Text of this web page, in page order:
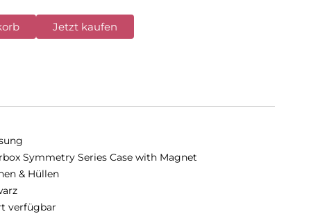
Jetzt kaufen
Symmetry Series Case with Magnet
& Hüllen
verfügbar